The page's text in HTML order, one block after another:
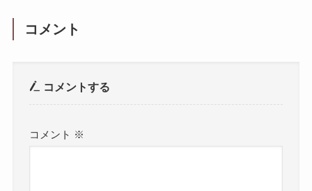
コメント
コメントする
コメント ※